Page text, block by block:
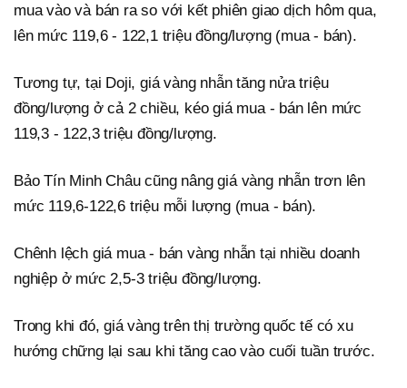
mua vào và bán ra so với kết phiên giao dịch hôm qua,
lên mức 119,6 - 122,1 triệu đồng/lượng (mua - bán).
Tương tự, tại Doji, giá vàng nhẫn tăng nửa triệu
đồng/lượng ở cả 2 chiều, kéo giá mua - bán lên mức
119,3 - 122,3 triệu đồng/lượng.
Bảo Tín Minh Châu cũng nâng giá vàng nhẫn trơn lên
mức 119,6-122,6 triệu mỗi lượng (mua - bán).
Chênh lệch giá mua - bán vàng nhẫn tại nhiều doanh
nghiệp ở mức 2,5-3 triệu đồng/lượng.
Trong khi đó, giá vàng trên thị trường quốc tế có xu
hướng chững lại sau khi tăng cao vào cuối tuần trước.